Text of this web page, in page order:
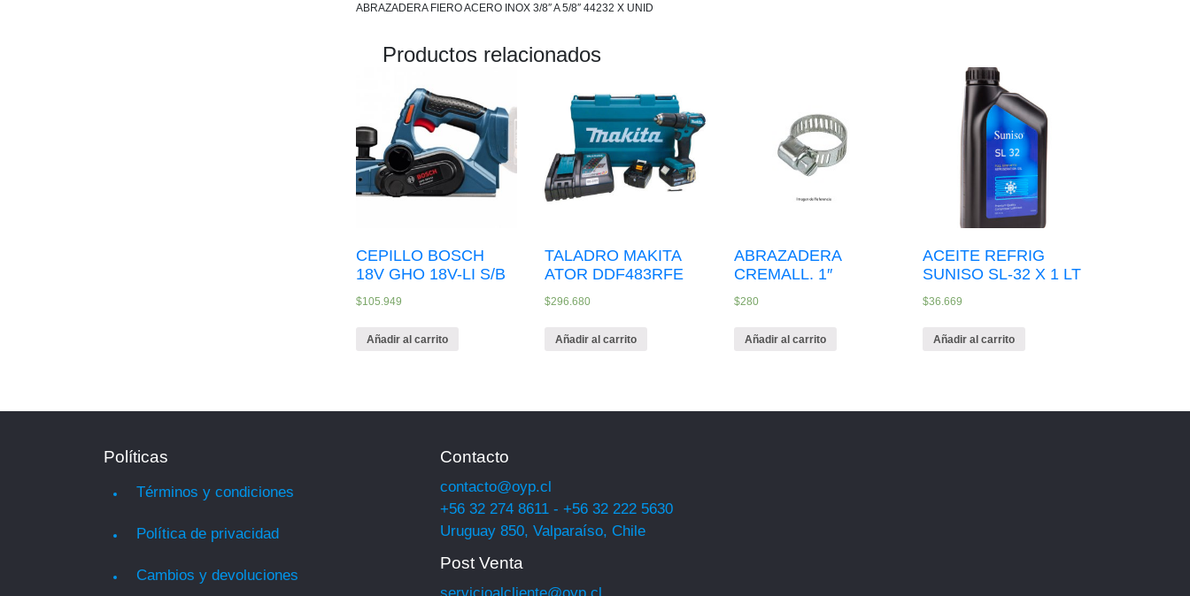
ABRAZADERA FIERO ACERO INOX 3/8″ A 5/8″ 44232 X UNID
Productos relacionados
CEPILLO BOSCH
18V GHO 18V-LI S/B
$105.949
Añadir al carrito
TALADRO MAKITA
ATOR DDF483RFE
$296.680
Añadir al carrito
ABRAZADERA
CREMALL. 1″
$280
Añadir al carrito
ACEITE REFRIG
SUNISO SL-32 X 1 LT
$36.669
Añadir al carrito
Políticas
Términos y condiciones
Política de privacidad
Cambios y devoluciones
Contacto
contacto@oyp.cl
+56 32 274 8611 - +56 32 222 5630
Uruguay 850, Valparaíso, Chile
Post Venta